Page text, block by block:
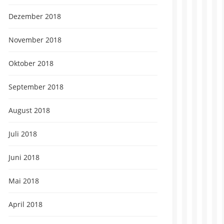
Dezember 2018
November 2018
Oktober 2018
September 2018
August 2018
Juli 2018
Juni 2018
Mai 2018
April 2018